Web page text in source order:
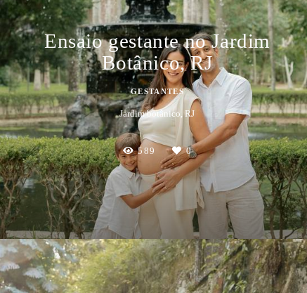
Ensaio gestante no Jardim
Botânico, RJ
GESTANTES
Jardim botânico, RJ
589 0